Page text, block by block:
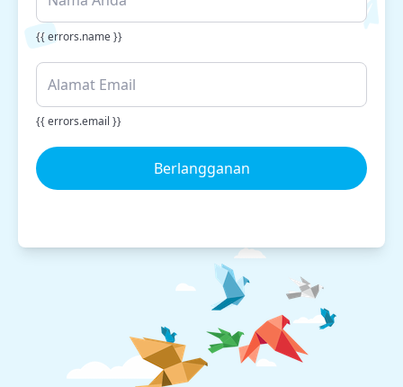
{{ errors.name }}
{{ errors.email }}
Berlangganan